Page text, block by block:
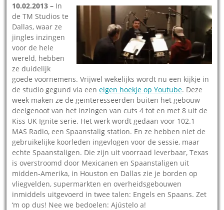
10.02.2013 – In
de TM Studios te
Dallas, waar ze
jingles inzingen
voor de hele
wereld, hebben
ze duidelijk
goede voornemens. Vrijwel wekelijks wordt nu een kijkje in
de studio gegund via eeneigen hoekje op Youtube. Deze
week maken ze de geïnteresseerden buiten het gebouw
deelgenoot van het inzingen van cuts 4 tot en met 8 uit de
Kiss UK Ignite serie. Het werk wordt gedaan voor 102.1
MAS Radio, een Spaanstalig station. En ze hebben niet de
gebruikelijke koorleden ingevlogen voor de sessie, maar
echte Spaanstaligen. Die zijn uit voorraad leverbaar, Texas
is overstroomd door Mexicanen en Spaanstaligen uit
midden-Amerika, in Houston en Dallas zie je borden op
vliegvelden, supermarkten en overheidsgebouwen
inmiddels uitgevoerd in twee talen: Engels en Spaans. Zet
‘m op dus! Nee we bedoelen: Ajústelo a!